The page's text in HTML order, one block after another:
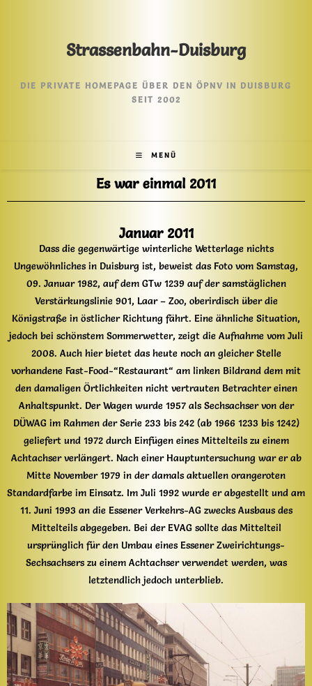
Strassenbahn-Duisburg
DIE PRIVATE HOMEPAGE ÜBER DEN ÖPNV IN DUISBURG
SEIT 2002
MENÜ
Es war einmal 2011
Januar 2011
Dass die gegenwärtige winterliche Wetterlage nichts
Ungewöhnliches in Duisburg ist, beweist das Foto vom Samstag,
09. Januar 1982, auf dem GTw 1239 auf der samstäglichen
Verstärkungslinie 901, Laar – Zoo, oberirdisch über die
Königstraße in östlicher Richtung fährt. Eine ähnliche Situation,
jedoch bei schönstem Sommerwetter, zeigt die Aufnahme vom Juli
2008. Auch hier bietet das heute noch an gleicher Stelle
vorhandene Fast-Food-“Restaurant“ am linken Bildrand dem mit
den damaligen Örtlichkeiten nicht vertrauten Betrachter einen
Anhaltspunkt. Der Wagen wurde 1957 als Sechsachser von der
DÜWAG im Rahmen der Serie 233 bis 242 (ab 1966 1233 bis 1242)
geliefert und 1972 durch Einfügen eines Mittelteils zu einem
Achtachser verlängert. Nach einer Hauptuntersuchung war er ab
Mitte November 1979 in der damals aktuellen orangeroten
Standardfarbe im Einsatz. Im Juli 1992 wurde er abgestellt und am
11. Juni 1993 an die Essener Verkehrs-AG zwecks Ausbaus des
Mittelteils abgegeben. Bei der EVAG sollte das Mittelteil
ursprünglich für den Umbau eines Essener Zweirichtungs-
Sechsachsers zu einem Achtachser verwendet werden, was
letztendlich jedoch unterblieb.